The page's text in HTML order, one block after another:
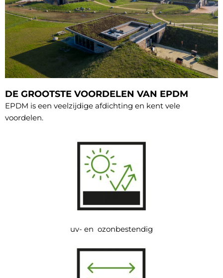
DE GROOTSTE VOORDELEN VAN EPDM
EPDM is een veelzijdige afdichting en kent vele
voordelen.
uv- en ozonbestendig